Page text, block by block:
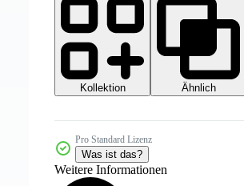
Kollektion
Ähnlich
Pro Standard Lizenz
Was ist das?
Weitere Informationen